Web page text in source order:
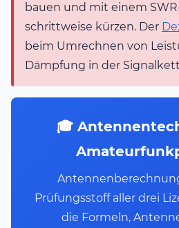
bauen und mit einem
schrittweise kürzen. Der
beim Umrechnen von
Dämpfung in der
🎓
Prüfungsstoff aller drei
die Formeln,